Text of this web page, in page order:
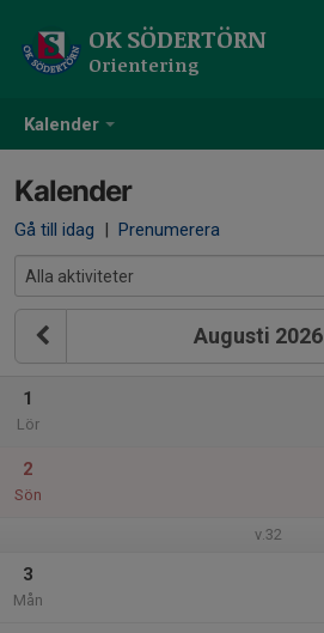
Kalender
OK SÖDERTÖRN
Orientering
Kalender
Gå till idag | Prenumerera
Augusti 2026
1
Lör
2
Sön
v.32
3
Mån